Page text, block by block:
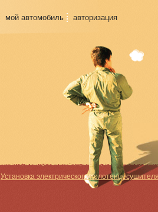
мой автомобиль авторизация
Установка электрического